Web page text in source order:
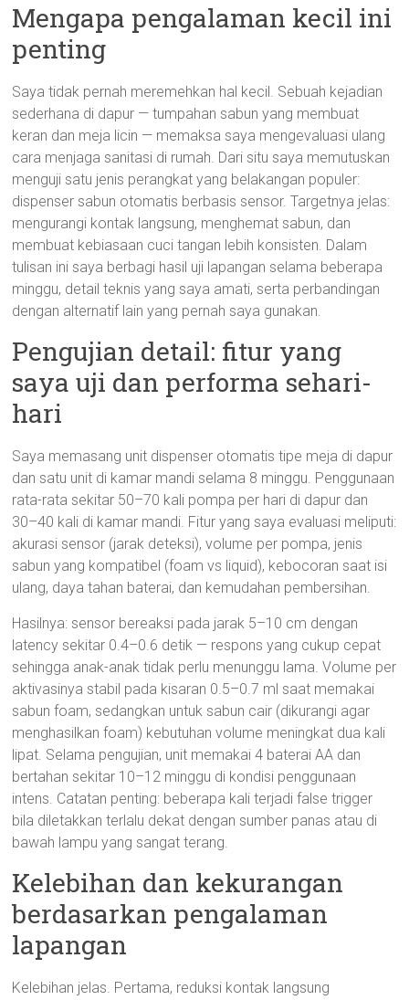
Mengapa pengalaman kecil ini
penting
Saya tidak pernah meremehkan hal kecil. Sebuah kejadian
sederhana di dapur — tumpahan sabun yang membuat
keran dan meja licin — memaksa saya mengevaluasi ulang
cara menjaga sanitasi di rumah. Dari situ saya memutuskan
menguji satu jenis perangkat yang belakangan populer:
dispenser sabun otomatis berbasis sensor. Targetnya jelas:
mengurangi kontak langsung, menghemat sabun, dan
membuat kebiasaan cuci tangan lebih konsisten. Dalam
tulisan ini saya berbagi hasil uji lapangan selama beberapa
minggu, detail teknis yang saya amati, serta perbandingan
dengan alternatif lain yang pernah saya gunakan.
Pengujian detail: fitur yang
saya uji dan performa sehari-
hari
Saya memasang unit dispenser otomatis tipe meja di dapur
dan satu unit di kamar mandi selama 8 minggu. Penggunaan
rata-rata sekitar 50–70 kali pompa per hari di dapur dan
30–40 kali di kamar mandi. Fitur yang saya evaluasi meliputi:
akurasi sensor (jarak deteksi), volume per pompa, jenis
sabun yang kompatibel (foam vs liquid), kebocoran saat isi
ulang, daya tahan baterai, dan kemudahan pembersihan.
Hasilnya: sensor bereaksi pada jarak 5–10 cm dengan
latency sekitar 0.4–0.6 detik — respons yang cukup cepat
sehingga anak-anak tidak perlu menunggu lama. Volume per
aktivasinya stabil pada kisaran 0.5–0.7 ml saat memakai
sabun foam, sedangkan untuk sabun cair (dikurangi agar
menghasilkan foam) kebutuhan volume meningkat dua kali
lipat. Selama pengujian, unit memakai 4 baterai AA dan
bertahan sekitar 10–12 minggu di kondisi penggunaan
intens. Catatan penting: beberapa kali terjadi false trigger
bila diletakkan terlalu dekat dengan sumber panas atau di
bawah lampu yang sangat terang.
Kelebihan dan kekurangan
berdasarkan pengalaman
lapangan
Kelebihan jelas. Pertama, reduksi kontak langsung